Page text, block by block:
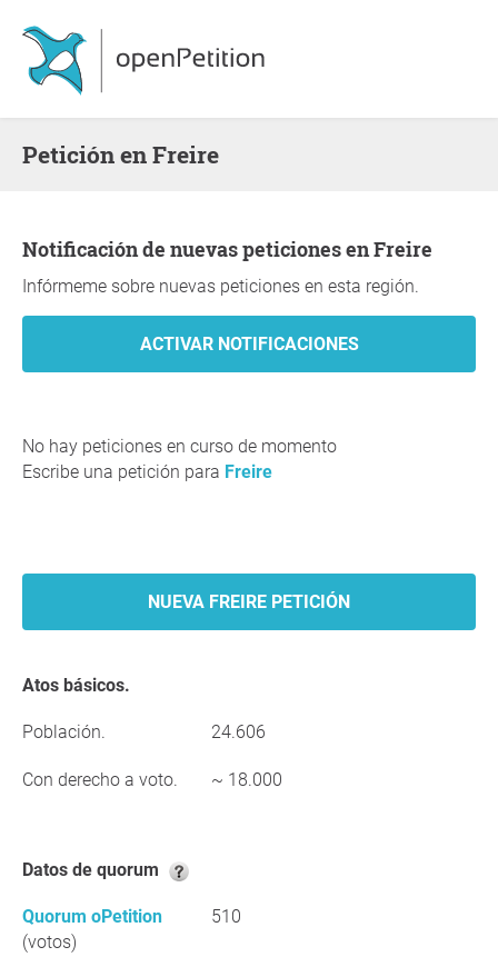
Petición en Freire
Notificación de nuevas peticiones en Freire
Infórmeme sobre nuevas peticiones en esta región.
No hay peticiones en curso de momento
Escribe una petición para Freire
NUEVA FREIRE PETICIÓN
Atos básicos.
Población. 24.606
Con derecho a voto. ~ 18.000
Datos de quorum
Quorum oPetition
(votos)
510